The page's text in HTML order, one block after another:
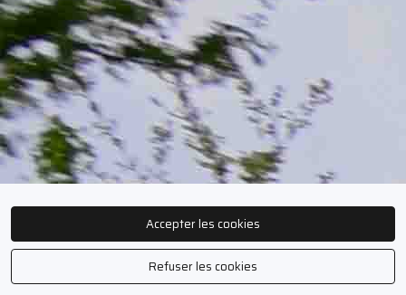
Accepter les cookies
Refuser les cookies